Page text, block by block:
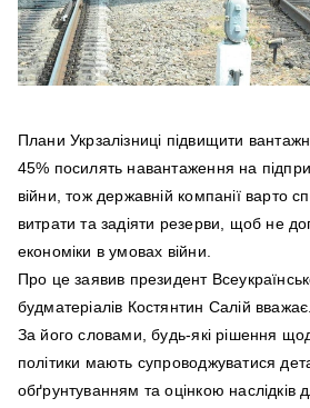
Плани Укрзалізниці підвищити
45% посилять навантаження на
війни, тож державній компанії варто
витрати та задіяти резерви, щоб не
економіки в умовах війни.
Про це заявив президент
будматеріалів Костянтин Салій вважає.
За його словами, будь-які рішення
політики мають супроводжуватися
обґрунтуванням та оцінкою наслідків